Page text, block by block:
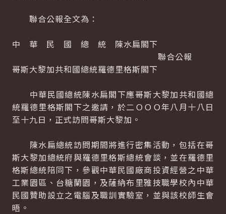
聯合公報全文為：
中 華 民 國 總 統 陳水扁閣下
聯合公報
哥斯大黎加共和國總統羅德里格斯閣下
中華民國總統陳水扁閣下應哥斯大黎加共和國總
統羅德里格斯閣下之邀請，於二ＯＯＯ年八月十八日
至十九日，正式訪問哥斯大黎加。
陳水扁總統訪問期間將進行密集活動，包括在哥
斯大黎加總統府與羅德里格斯總統會談，並在羅德里
格斯總統陪同下，參觀中華民國廠商投資經營之中華
工業園區、台糖蘭園，及薩納布里雅技職學校內中華
民國贊助設立之電腦及職訓實驗室，並與該校師生會
晤。